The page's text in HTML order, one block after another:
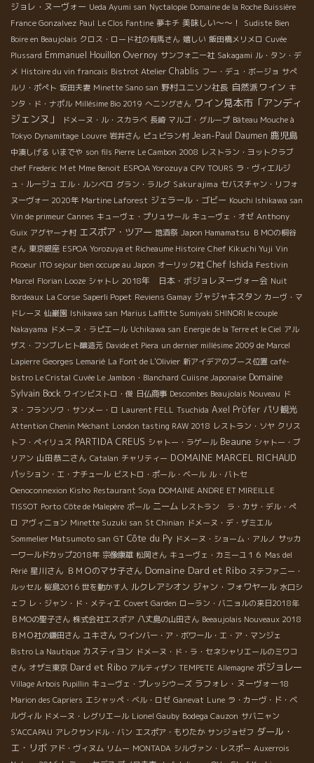
ジョレ・ヌーヴォー Ueda Ayumi san Nyctalopie Domaine de la Roche Buissière
France Gonzalvez Paul Le Clos Fantine 夢キチ 美味しい～～！ Sudiste Bien
Boire en Beaujolais クロス・ロード社の有馬さん 嬉しい 飯田橋メリメロ Cuvée
Plussard Emmanuel Houillon Overnoy サンフォニー社 Sakagami ル・タン・デ
メ Histoire du vin francais Bistrot Atelier Chablis フー・デュ・ボージョ サぺ
ルリ・ポぺト 坂田夫妻 Minette Sano san 野村ユニソン社長 自然派ワイン キ
ンタ・ド・ナポル Millésime Bio 2019 へニングさん ワイン見本市「アンディ
ジェンヌ」
ドメーヌ・ル・スカラベ 長崎 マルゴ・グループ Bâteau Mouche à
Tokyo Dynamitage Louvre 岩井さん ピュピラン村 Jean-Paul Daumen 鹿児島
中湊しげる いまでや son fils Pierre Le Cambon 2008 レストラン・ヨットクラブ
chef Frederic M et Mme Benoit ESPOA Yorozuya CPV TOURS ラ・ヴィエルジ
ュ・ルージュ エル・ルンベロ グラン・ラルグ Sakurajima セバスチャン・リフォ
ヌーヴォー 2020年 Martine Laforest ジェラール・ゴビー Kouchi Ishikawa san
Vin de primeur Cannes キューヴェ・プリュサール キューヴェ・オゼ Anthony
Guix アグヤーナ村 エスポア・ツアー 地酒祭 Japon Hamamatsu ＢＭОの桐谷
さん 東京銀座 ESPOA Yorozuya et Richeaume Histoire Chef Kikuchi Yuji Vin
Picoeur ITO sejour bien occupe au Japon オーリック社 Chef Ishida Festivin
Marcel Florian Looze シャトレ 2018年 日本・ボジョレヌーヴォー会 Nuit
Bordeaux La Corse Saperli Popet Reviens Gamay ジャジャキスタン カーヴ・マ
ドレーヌ 仙巌園 Ishikawa san Marius Laffitte Sumiyaki SHINORI le couple
Nakayama ドメーヌ・ラピエール Uchikawa san Energie de la Terre et le Ciel アル
ザス・フンブレヒト醸造元 Davide et Piera un dernier millésime 2009 de Marcel
Lapierre Georges Lemarié La Font de L'Olivier 新アイデアのブース位置 café-
bistro Le Cristal Cuvée Le Jambon・Blanchard Cuiisne Japonaise Domaine
Sylvain Bock ワインビストロ・俊 日仏商事 Descombes Beaujolais Nouveau ド
ヌ・フランソワ・サンメー・ロ Laurent FELL Tsuchida Axel Prϋfer パリ観光
Attention Chenin Méchant London tasting RAW 2018 レストラン・ソヤ クリス
トフ・ペイリュス PARTIDA CREUS シャトー・ラゲール Beaune シャトー・ブ
リアン 山田恭二さん Catalan チャリティー DOMAINE MARCEL RICHAUD
パッション・エ・ナチュール ビストロ・ポール・ベール ル・バトセ
Oenoconnexion Kisho Restaurant Soya DOMAINE ANDRE ET MIREILLE
TISSOT Porto Côte de Malepère ポール ニーム レストラン ラ・カサ・デル・ぺ
ロ アヴィニョン Minette Suzuki san St Chinian ドメーヌ・デ・ザミエル
Sommelier Matsumoto san GT Côte du Py ドメーヌ・ショーム・アルノ サッカ
ーワールドカップ2018年 宗像康雄 松岡さん キューヴェ・カミーユ１６ Mas del
Périé 星川さん ＢＭＯのマサ子さん Domaine Dard et Ribo ステファニー・
ルッセル 桜島2016 世を動かす人 ルクレアシオン ジャン・フォワヤール 水口シ
ェフ レ・ジャン・ド・メティエ Covert Garden ローラン・バニョルの来日2018年
ＢＭОの聖子さん 株式会社エスポア 八丈島の山田さん Beeaujolais Nouveaux 2018
ＢＭＯ社の鎌田さん ユキさん ワインバー・ア・ボワール・エ・ア・マンジェ
Bistro La Nautique カスティヨン ドメーヌ・ド・ラ・セネシャリエールのミワコ
さん オザミ東京 Dard et Ribo アルティザン TEMPETE Allemagne ボジョレー
Village Arbois Pupillin キューヴェ・プレッシウーズ ラフォレ・ヌーヴォー18
Marion des Capriers エシャッペ・ベル・ロゼ Ganevat Lune ラ・カーヴ・ド・ベ
ルヴィル ドメーヌ・レグリエール Lionel Gauby Bodega Cauzon サバニャン
S'ACCAPAU アレクサンドル・バン エスポア・もりたか サンジョゼフ ダール・
エ・リボ アド・ヴィヌム リムー MONTADA シルヴァン・レスポー Auxerrois